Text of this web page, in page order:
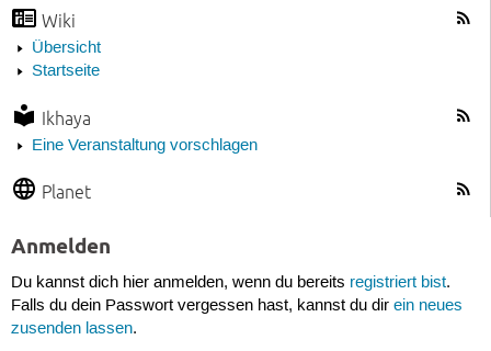
Wiki
Übersicht
Startseite
Ikhaya
Eine Veranstaltung vorschlagen
Planet
Anmelden
Du kannst dich hier anmelden, wenn du bereits registriert bist.
Falls du dein Passwort vergessen hast, kannst du dir ein neues
zusenden lassen.